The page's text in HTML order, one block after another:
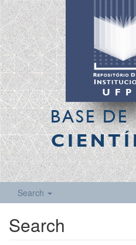
BASE
Search
Search